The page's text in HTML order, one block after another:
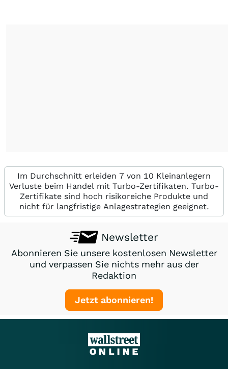
Im Durchschnitt erleiden 7 von 10 Kleinanlegern
Verluste beim Handel mit Turbo-Zertifikaten. Turbo-
Zertifikate sind hoch risikoreiche Produkte und
nicht für langfristige Anlagestrategien geeignet.
Newsletter
Abonnieren Sie unsere kostenlosen Newsletter
und verpassen Sie nichts mehr aus der
Redaktion
Jetzt abonnieren!